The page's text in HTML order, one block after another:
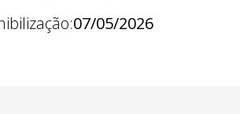
07/05/2026